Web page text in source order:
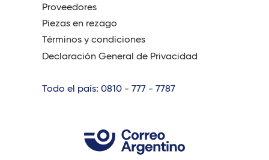
Proveedores
Piezas en rezago
Términos y condiciones
Declaración General de Privacidad
Todo el país: 0810 - 777 - 7787